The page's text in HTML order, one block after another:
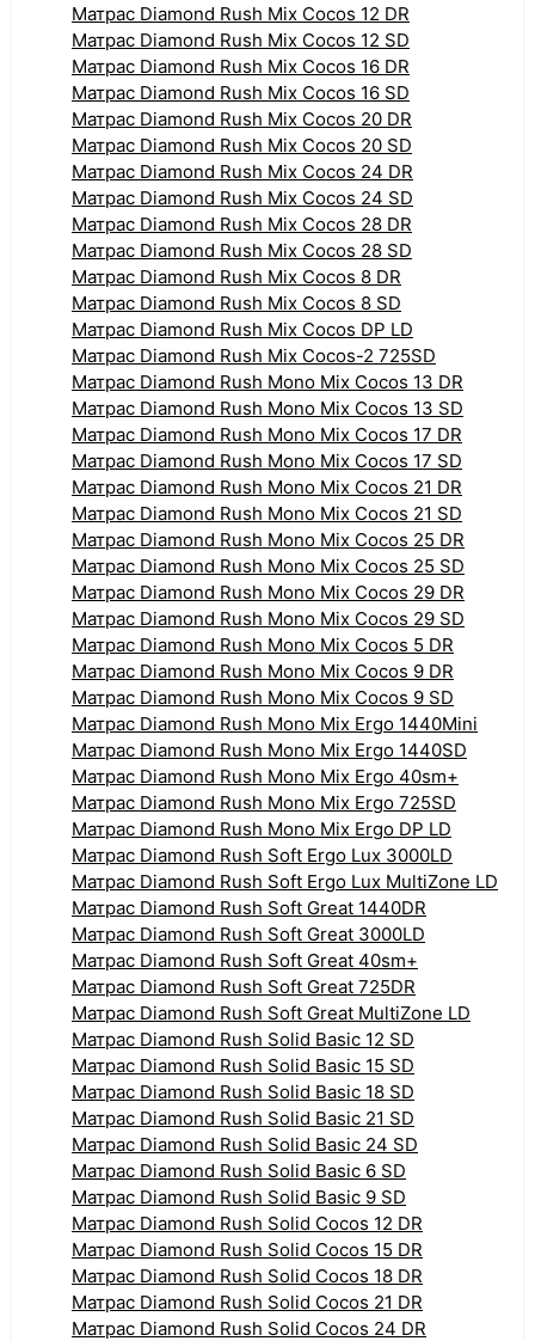
Матрас Diamond Rush Mix Cocos 12 DR
Матрас Diamond Rush Mix Cocos 12 SD
Матрас Diamond Rush Mix Cocos 16 DR
Матрас Diamond Rush Mix Cocos 16 SD
Матрас Diamond Rush Mix Cocos 20 DR
Матрас Diamond Rush Mix Cocos 20 SD
Матрас Diamond Rush Mix Cocos 24 DR
Матрас Diamond Rush Mix Cocos 24 SD
Матрас Diamond Rush Mix Cocos 28 DR
Матрас Diamond Rush Mix Cocos 28 SD
Матрас Diamond Rush Mix Cocos 8 DR
Матрас Diamond Rush Mix Cocos 8 SD
Матрас Diamond Rush Mix Cocos DP LD
Матрас Diamond Rush Mix Cocos-2 725SD
Матрас Diamond Rush Mono Mix Cocos 13 DR
Матрас Diamond Rush Mono Mix Cocos 13 SD
Матрас Diamond Rush Mono Mix Cocos 17 DR
Матрас Diamond Rush Mono Mix Cocos 17 SD
Матрас Diamond Rush Mono Mix Cocos 21 DR
Матрас Diamond Rush Mono Mix Cocos 21 SD
Матрас Diamond Rush Mono Mix Cocos 25 DR
Матрас Diamond Rush Mono Mix Cocos 25 SD
Матрас Diamond Rush Mono Mix Cocos 29 DR
Матрас Diamond Rush Mono Mix Cocos 29 SD
Матрас Diamond Rush Mono Mix Cocos 5 DR
Матрас Diamond Rush Mono Mix Cocos 9 DR
Матрас Diamond Rush Mono Mix Cocos 9 SD
Матрас Diamond Rush Mono Mix Ergo 1440Mini
Матрас Diamond Rush Mono Mix Ergo 1440SD
Матрас Diamond Rush Mono Mix Ergo 40sm+
Матрас Diamond Rush Mono Mix Ergo 725SD
Матрас Diamond Rush Mono Mix Ergo DP LD
Матрас Diamond Rush Soft Ergo Lux 3000LD
Матрас Diamond Rush Soft Ergo Lux MultiZone LD
Матрас Diamond Rush Soft Great 1440DR
Матрас Diamond Rush Soft Great 3000LD
Матрас Diamond Rush Soft Great 40sm+
Матрас Diamond Rush Soft Great 725DR
Матрас Diamond Rush Soft Great MultiZone LD
Матрас Diamond Rush Solid Basic 12 SD
Матрас Diamond Rush Solid Basic 15 SD
Матрас Diamond Rush Solid Basic 18 SD
Матрас Diamond Rush Solid Basic 21 SD
Матрас Diamond Rush Solid Basic 24 SD
Матрас Diamond Rush Solid Basic 6 SD
Матрас Diamond Rush Solid Basic 9 SD
Матрас Diamond Rush Solid Cocos 12 DR
Матрас Diamond Rush Solid Cocos 15 DR
Матрас Diamond Rush Solid Cocos 18 DR
Матрас Diamond Rush Solid Cocos 21 DR
Матрас Diamond Rush Solid Cocos 24 DR